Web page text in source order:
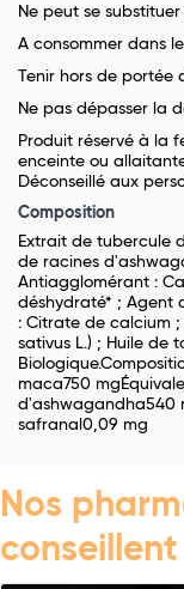
Ne peut se
A consommer dans
Tenir hors de portée
Ne pas dépasser la
Produit réservé à la
enceinte ou
Déconseillé aux
Composition
Extrait de tubercule
de racines
Antiagglomérant :
déshydraté* ; Agent
: Citrate de calcium
sativus L.) ; Huile de
maca750
d'ashwagandha540
safranal0,09 mg
Nos
conseillent